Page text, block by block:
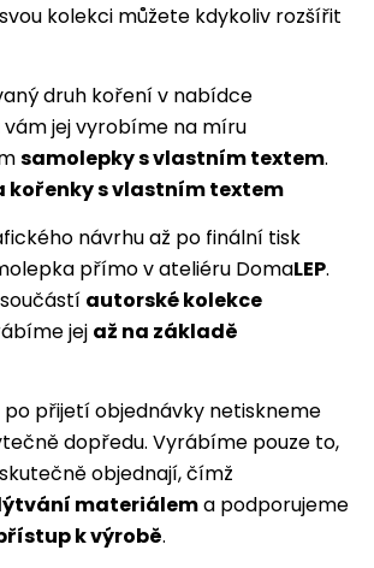
kolekci můžete kdykoliv rozšířit
druh koření v nabídce
vám jej vyrobíme na míru
samolepky s vlastním textem.
kořenky s vlastním textem
návrhu až po finální tisk
přímo v ateliéru DomaLEP.
autorské kolekce
jej až na základě
přijetí objednávky netiskneme
dopředu. Vyrábíme pouze to,
objednají, čímž
materiálema podporujeme
k výrobě.